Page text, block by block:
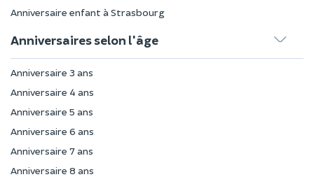
Anniversaire enfant à Strasbourg
Anniversaires selon l'âge
Anniversaire 3 ans
Anniversaire 4 ans
Anniversaire 5 ans
Anniversaire 6 ans
Anniversaire 7 ans
Anniversaire 8 ans